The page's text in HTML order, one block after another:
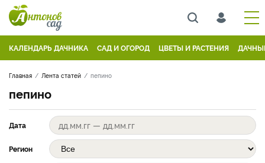
КАЛЕНДАРЬ ДАЧНИКА САД И ОГОРОД ЦВЕТЫ И РАСТЕНИЯ
Главная Лента статей пепино
пепино
Дата
Регион